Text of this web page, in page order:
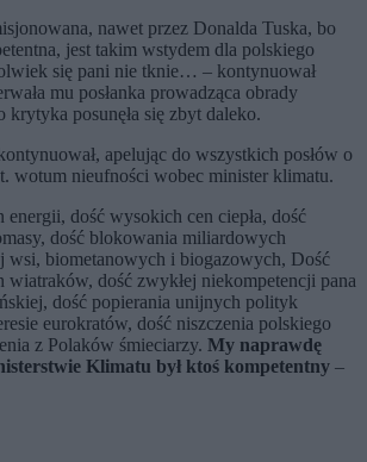
nawet przez Donalda Tuska, bo
jest takim wstydem dla polskiego
się pani nie tknie… – kontynuował
mu posłanka prowadząca obrady
krytyka posunęła się zbyt daleko.
apelując do wszystkich posłów o
wotum nieufności wobec minister klimatu.
dość wysokich cen ciepła, dość
dość blokowania miliardowych
wsi, biometanowych i biogazowych, Dość
wiatraków, dość zwykłej niekompetencji pana
dość popierania unijnych polityk
eurokratów, dość niszczenia polskiego
z Polaków śmieciarzy. My naprawdę
Klimatu był ktoś kompetentny –